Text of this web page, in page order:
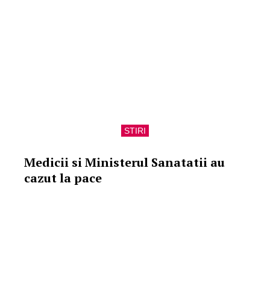
STIRI
Medicii si Ministerul Sanatatii au
cazut la pace